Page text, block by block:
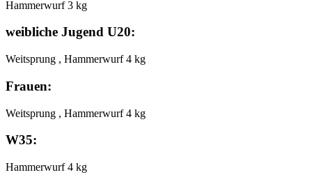
Hammerwurf 3 kg
weibliche Jugend U20:
Weitsprung , Hammerwurf 4 kg
Frauen:
Weitsprung , Hammerwurf 4 kg
W35:
Hammerwurf 4 kg